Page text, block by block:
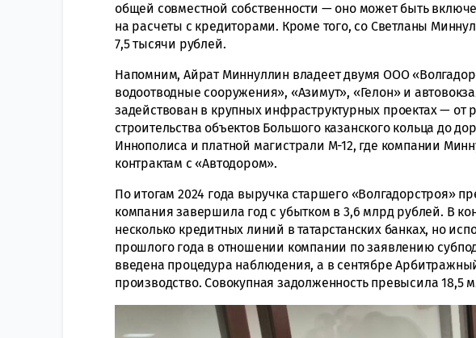
общей совместной собственности — оно может быть
на расчеты с кредиторами. Кроме того, со Светланы
7,5 тысячи рублей.
Напомним, Айрат Миннуллин владеет двумя ООО
водоотводные сооружения», «Азимут», «Гелон» и
задействован в крупных инфраструктурных проектах — от
строительства объектов Большого казанского кольца до
Иннополиса и платной магистрали М-12, где компании
контрактам с «Автодором».
По итогам 2024 года выручка старшего «Волгадорстроя»
компания завершила год с убытком в 3,6 млрд рублей. В
несколько кредитных линий в татарстанских банках, но
прошлого года в отношении компании по заявлению
введена процедура наблюдения, а в сентябре
производство. Совокупная задолженность превысила 18,5